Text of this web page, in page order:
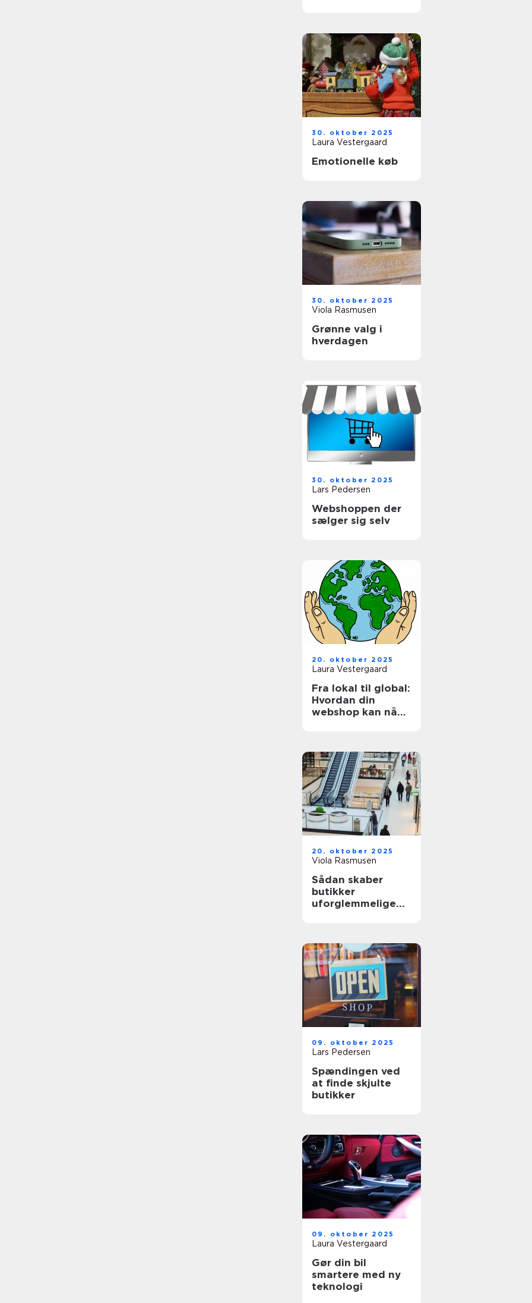
30. oktober 2025
Laura Vestergaard
Emotionelle køb
30. oktober 2025
Viola Rasmusen
Grønne valg i
hverdagen
30. oktober 2025
Lars Pedersen
Webshoppen der
sælger sig selv
20. oktober 2025
Laura Vestergaard
Fra lokal til global:
Hvordan din
webshop kan nå
20. oktober 2025
Viola Rasmusen
Sådan skaber
butikker
uforglemmelige
09. oktober 2025
Lars Pedersen
Spændingen ved
at finde skjulte
butikker
09. oktober 2025
Laura Vestergaard
Gør din bil
smartere med ny
teknologi